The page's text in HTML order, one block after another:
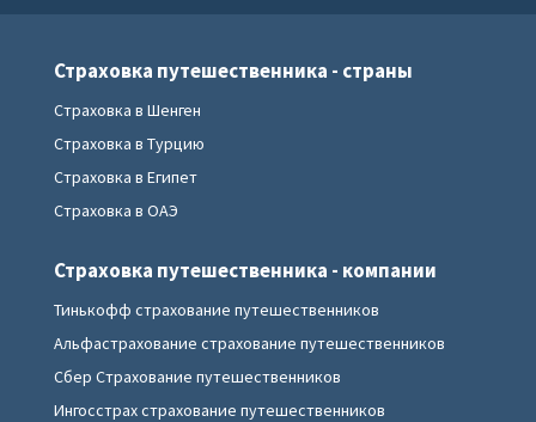
Страховка путешественника - страны
Страховка в Шенген
Страховка в Турцию
Страховка в Египет
Страховка в ОАЭ
Страховка путешественника - компании
Тинькофф страхование путешественников
Альфастрахование страхование путешественников
Сбер Страхование путешественников
Ингосстрах страхование путешественников